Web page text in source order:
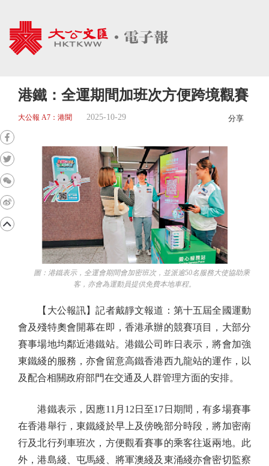
港鐵：全運期間加班次方便跨境觀賽
大公報 A7：港聞 2025-10-29 分享
圖：港鐵表示，全運會期間會加密班次，並派逾50名服務大使協助乘
客，亦會為運動員提供免費本地車程。
【大公報訊】記者戴靜文報道：第十五屆全國運動
會及殘特奧會開幕在即，香港承辦的競賽項目，大部分
賽事場地均鄰近港鐵站。港鐵公司昨日表示，將會加強
東鐵綫的服務，亦會留意高鐵香港西九龍站的運作，以
及配合相關政府部門在交通及人群管理方面的安排。
港鐵表示，因應11月12日至17日期間，有多場賽事
在香港舉行，東鐵綫於早上及傍晚部分時段，將加密南
行及北行列車班次，方便觀看賽事的乘客往返兩地。此
外，港島綫、屯馬綫、將軍澳綫及東涌綫亦會密切監察